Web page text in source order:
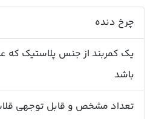
چرخ دنده
یک کمربند از جنس پلاستیک که
باشد
تعداد مشخص و قابل توجهی